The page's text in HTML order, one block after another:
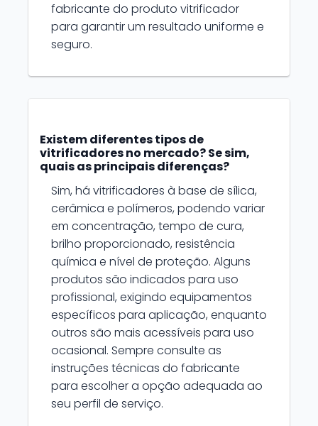
fabricante do produto vitrificador
para garantir um resultado uniforme e
seguro.
Existem diferentes tipos de
vitrificadores no mercado? Se sim,
quais as principais diferenças?
Sim, há vitrificadores à base de sílica,
cerâmica e polímeros, podendo variar
em concentração, tempo de cura,
brilho proporcionado, resistência
química e nível de proteção. Alguns
produtos são indicados para uso
profissional, exigindo equipamentos
específicos para aplicação, enquanto
outros são mais acessíveis para uso
ocasional. Sempre consulte as
instruções técnicas do fabricante
para escolher a opção adequada ao
seu perfil de serviço.